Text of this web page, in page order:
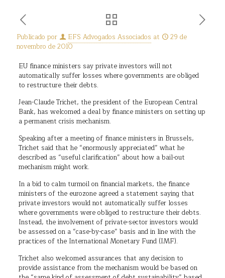
Publicado por EFS Advogados Associados at
29 de
novembro de 2010
EU finance ministers say private investors will not
automatically suffer losses where governments are obliged
to restructure their debts.
Jean-Claude Trichet, the president of the European Central
Bank, has welcomed a deal by finance ministers on setting up
a permanent crisis mechanism.
Speaking after a meeting of finance ministers in Brussels,
Trichet said that he “enormously appreciated” what he
described as “useful clarification” about how a bail-out
mechanism might work.
In a bid to calm turmoil on financial markets, the finance
ministers of the eurozone agreed a statement saying that
private investors would not automatically suffer losses
where governments were obliged to restructure their debts.
Instead, the involvement of private-sector investors would
be assessed on a “case-by-case” basis and in line with the
practices of the International Monetary Fund (IMF).
Trichet also welcomed assurances that any decision to
provide assistance from the mechanism would be based on